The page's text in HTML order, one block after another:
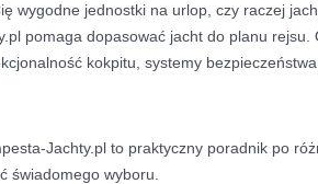
wygodne jednostki na urlop, czy raczej
pomaga dopasować jacht do planu rejsu.
kokpitu, systemy
Jachty.pl to praktyczny poradnik po
świadomego wyboru.